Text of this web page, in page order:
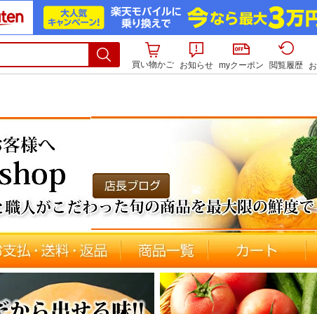
買い物かご お知らせ myクーポン 閲覧履歴